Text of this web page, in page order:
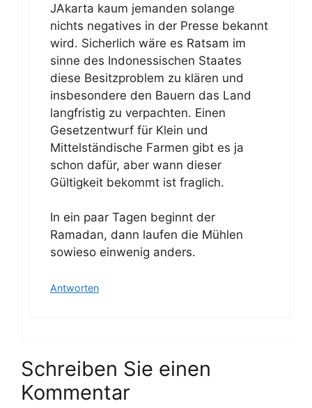
JAkarta kaum jemanden solange
nichts negatives in der Presse bekannt
wird. Sicherlich wäre es Ratsam im
sinne des Indonessischen Staates
diese Besitzproblem zu klären und
insbesondere den Bauern das Land
langfristig zu verpachten. Einen
Gesetzentwurf für Klein und
Mittelständische Farmen gibt es ja
schon dafür, aber wann dieser
Gültigkeit bekommt ist fraglich.
In ein paar Tagen beginnt der
Ramadan, dann laufen die Mühlen
sowieso einwenig anders.
Antworten
Schreiben Sie einen
Kommentar